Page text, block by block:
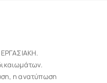
η ανατύπωση